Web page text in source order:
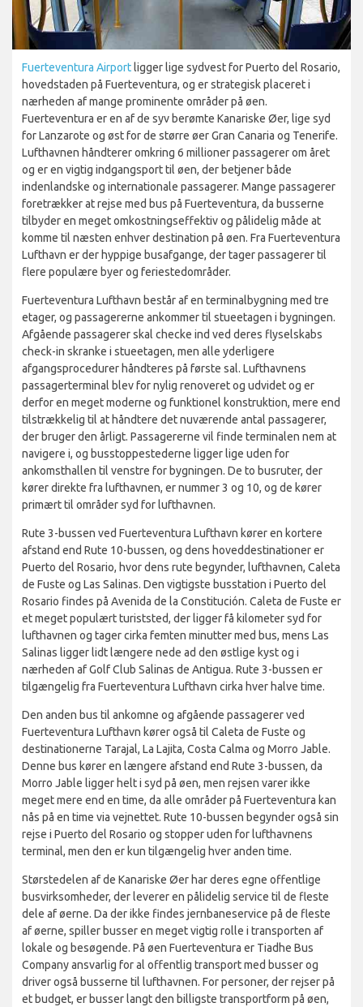
Fuerteventura Airportligger lige sydvest for Puerto del Rosario,
hovedstaden på Fuerteventura, og er strategisk placeret i
nærheden af mange prominente områder på øen.
Fuerteventura er en af de syv berømte Kanariske Øer, lige syd
for Lanzarote og øst for de større øer Gran Canaria og Tenerife.
Lufthavnen håndterer omkring 6 millioner passagerer om året
og er en vigtig indgangsport til øen, der betjener både
indenlandske og internationale passagerer. Mange passagerer
foretrækker at rejse med bus på Fuerteventura, da busserne
tilbyder en meget omkostningseffektiv og pålidelig måde at
komme til næsten enhver destination på øen. Fra Fuerteventura
Lufthavn er der hyppige busafgange, der tager passagerer til
flere populære byer og feriestedområder.
Fuerteventura Lufthavn består af en terminalbygning med tre
etager, og passagererne ankommer til stueetagen i bygningen.
Afgående passagerer skal checke ind ved deres flyselskabs
check-in skranke i stueetagen, men alle yderligere
afgangsprocedurer håndteres på første sal. Lufthavnens
passagerterminal blev for nylig renoveret og udvidet og er
derfor en meget moderne og funktionel konstruktion, mere end
tilstrækkelig til at håndtere det nuværende antal passagerer,
der bruger den årligt. Passagererne vil finde terminalen nem at
navigere i, og busstoppestederne ligger lige uden for
ankomsthallen til venstre for bygningen. De to busruter, der
kører direkte fra lufthavnen, er nummer 3 og 10, og de kører
primært til områder syd for lufthavnen.
Rute 3-bussen ved Fuerteventura Lufthavn kører en kortere
afstand end Rute 10-bussen, og dens hoveddestinationer er
Puerto del Rosario, hvor dens rute begynder, lufthavnen, Caleta
de Fuste og Las Salinas. Den vigtigste busstation i Puerto del
Rosario findes på Avenida de la Constitución. Caleta de Fuste er
et meget populært turiststed, der ligger få kilometer syd for
lufthavnen og tager cirka femten minutter med bus, mens Las
Salinas ligger lidt længere nede ad den østlige kyst og i
nærheden af Golf Club Salinas de Antigua. Rute 3-bussen er
tilgængelig fra Fuerteventura Lufthavn cirka hver halve time.
Den anden bus til ankomne og afgående passagerer ved
Fuerteventura Lufthavn kører også til Caleta de Fuste og
destinationerne Tarajal, La Lajita, Costa Calma og Morro Jable.
Denne bus kører en længere afstand end Rute 3-bussen, da
Morro Jable ligger helt i syd på øen, men rejsen varer ikke
meget mere end en time, da alle områder på Fuerteventura kan
nås på en time via vejnettet. Rute 10-bussen begynder også sin
rejse i Puerto del Rosario og stopper uden for lufthavnens
terminal, men den er kun tilgængelig hver anden time.
Størstedelen af de Kanariske Øer har deres egne offentlige
busvirksomheder, der leverer en pålidelig service til de fleste
dele af øerne. Da der ikke findes jernbaneservice på de fleste
af øerne, spiller busser en meget vigtig rolle i transporten af
lokale og besøgende. På øen Fuerteventura er Tiadhe Bus
Company ansvarlig for al offentlig transport med busser og
driver også busserne til lufthavnen. For personer, der rejser på
et budget, er busser langt den billigste transportform på øen,